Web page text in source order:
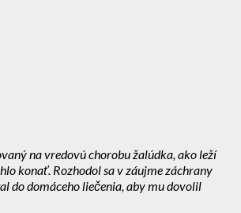
na vredovú chorobu žalúdka, ako leží
konať. Rozhodol sa v záujme záchrany
do domáceho liečenia, aby mu dovolil